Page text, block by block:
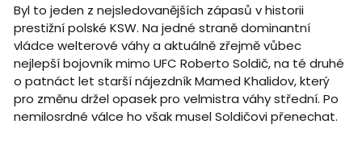
Byl to jeden z nejsledovanějších zápasů v historii
prestižní polské KSW. Na jedné straně dominantní
vládce welterové váhy a aktuálně zřejmě vůbec
nejlepší bojovník mimo UFC Roberto Soldič, na té druhé
o patnáct let starší nájezdník Mamed Khalidov, který
pro změnu držel opasek pro velmistra váhy střední. Po
nemilosrdné válce ho však musel Soldičovi přenechat.